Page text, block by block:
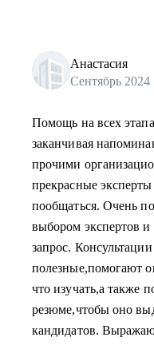
Анастасия
Сентябрь 2024
Помощь на всех
заканчивая
прочими
прекрасные
пообщаться. Очень
выбором экспертов
запрос.
полезные,помогают
что изучать,а также
резюме,чтобы оно
кандидатов.